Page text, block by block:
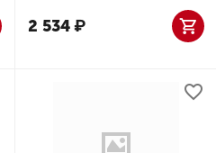
2 534₽